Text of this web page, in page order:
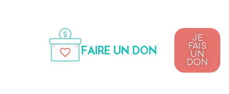
FAIRE UN DON
JE
FAIS
UN
DON